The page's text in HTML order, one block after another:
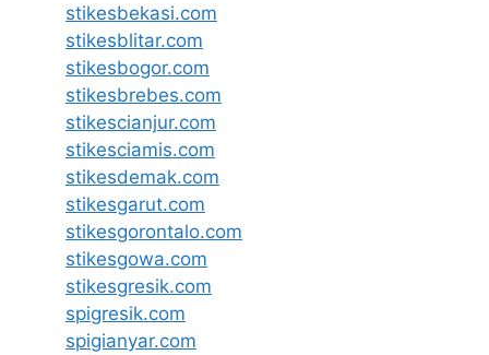
stikesbekasi.com
stikesblitar.com
stikesbogor.com
stikesbrebes.com
stikescianjur.com
stikesciamis.com
stikesdemak.com
stikesgarut.com
stikesgorontalo.com
stikesgowa.com
stikesgresik.com
spigresik.com
spigianyar.com